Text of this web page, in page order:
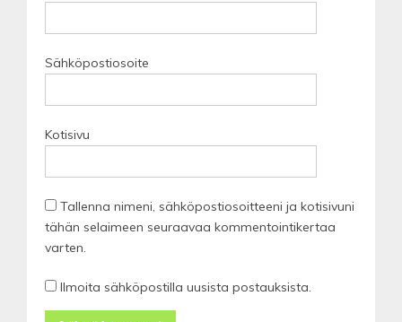
Sähköpostiosoite
Kotisivu
Tallenna nimeni, sähköpostiosoitteeni ja kotisivuni
tähän selaimeen seuraavaa kommentointikertaa
varten.
Ilmoita sähköpostilla uusista postauksista.